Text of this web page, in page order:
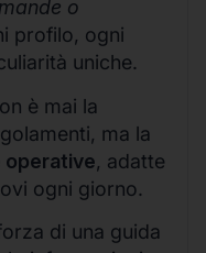
o
profilo, ogni
uniche.
è mai la
ma la
operative, adatte
ogni giorno.
di una guida